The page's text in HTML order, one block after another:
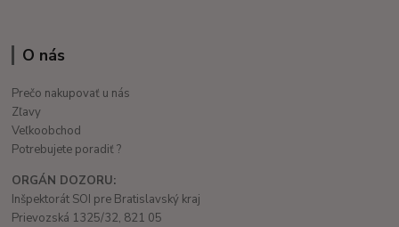
O nás
Prečo nakupovať u nás
Zľavy
Veľkoobchod
Potrebujete poradiť ?
ORGÁN DOZORU:
Inšpektorát SOI pre Bratislavský kraj
Prievozská 1325/32, 821 05